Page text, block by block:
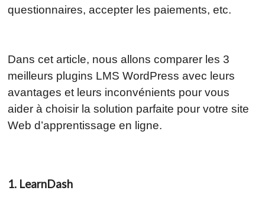
questionnaires, accepter les paiements, etc.
Dans cet article, nous allons comparer les 3
meilleurs plugins LMS WordPress avec leurs
avantages et leurs inconvénients pour vous
aider à choisir la solution parfaite pour votre site
Web d’apprentissage en ligne.
1. LearnDash